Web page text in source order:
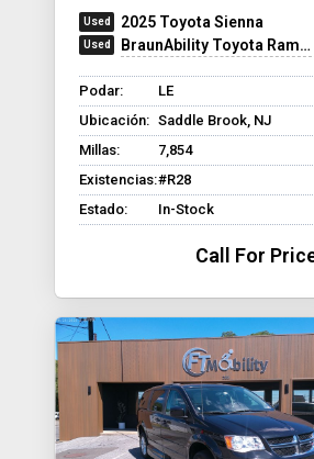
2025 Toyota Sienna
BraunAbility Toyota Rampvan XT
Podar:
LE
Ubicación: Saddle Brook, NJ
Millas:
7,854
Existencias:#R28
Estado:
In-Stock
Call For